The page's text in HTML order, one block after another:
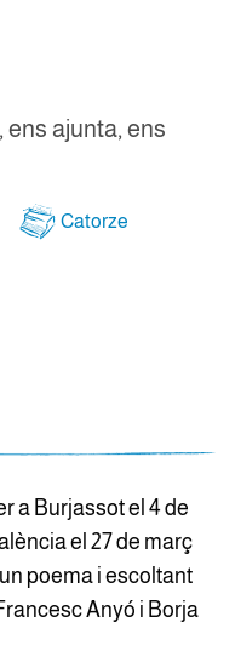
ens ajunta, ens
Catorze
a Burjassot el 4 de
el 27 de març
poema i escoltant
Anyó i Borja